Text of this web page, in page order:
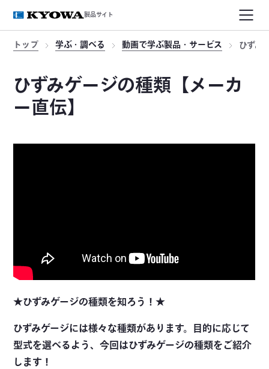
製品サイト
トップ 学ぶ・調べる 動画で学ぶ製品・サービス ひずみ
ひずみゲージの種類【メーカ
ー直伝】
★ひずみゲージの種類を知ろう！★
ひずみゲージには様々な種類があります。目的に応じて
型式を選べるよう、今回はひずみゲージの種類をご紹介
します！